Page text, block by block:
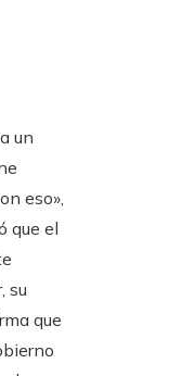
un
eso»,
que el
su
que